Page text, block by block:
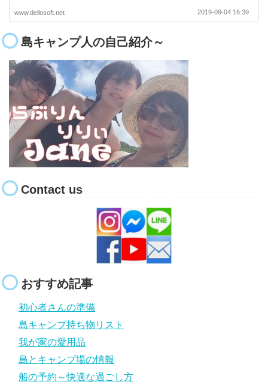
www.dellosoft.net 2019-09-04 16:39
島キャンプ人の自己紹介～
Contact us
おすすめ記事
初心者さんの準備
島キャンプ持ち物リスト
我が家の愛用品
島とキャンプ場の情報
船の予約～快適な過ごし方